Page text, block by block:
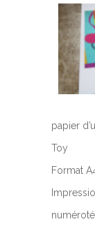
papier
Toy
Format